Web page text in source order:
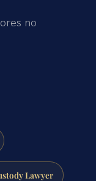
no
Lawyer